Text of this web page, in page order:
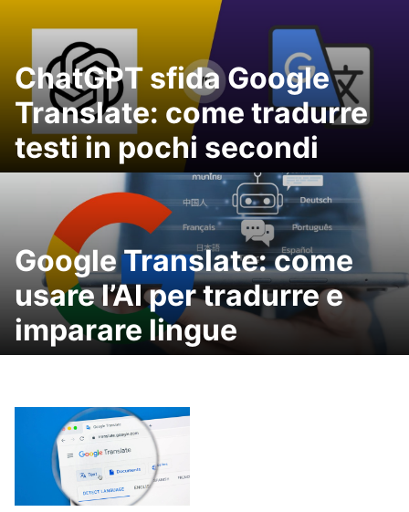
ChatGPT sfida Google
Translate: come tradurre
testi in pochi secondi
Google Translate: come
usare l’AI per tradurre e
imparare lingue